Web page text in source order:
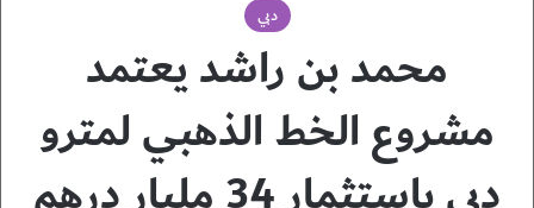
دبي
محمد بن راشد يعتمد
مشروع الخط الذهبي لمترو